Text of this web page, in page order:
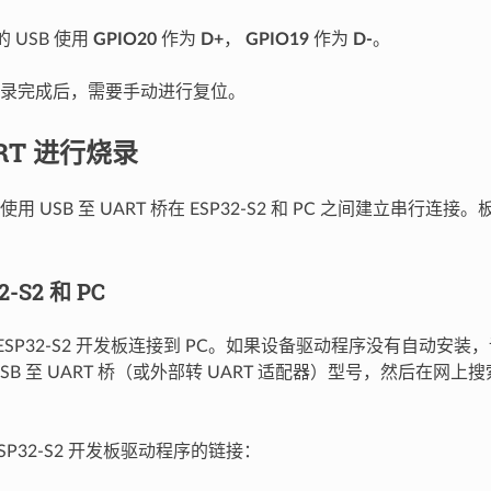
USB 使用 GPIO20作为 D+， GPIO19作为 D-。
完成后，需要手动进行复位。
进行烧录
用 USB 至 UART 桥在 ESP32-S2 和 PC 之间建立串行连接。
S2 和 PC
S2 开发板连接到 PC。如果设备驱动程序没有自动安装
至 UART 桥（或外部转 UART 适配器）型号，然后在网上
S2 开发板驱动程序的链接：